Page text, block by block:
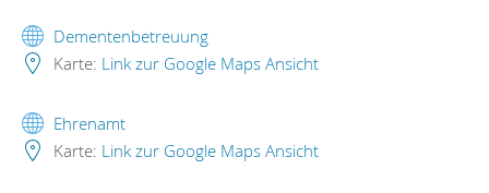
Dementenbetreuung
Karte: Link zur Google Maps Ansicht
Ehrenamt
Karte: Link zur Google Maps Ansicht